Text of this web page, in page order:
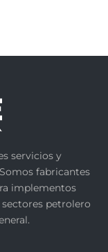
servicios y
fabricantes
implementos
petrolero